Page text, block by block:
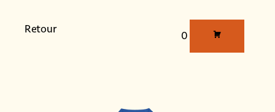
Retour
0